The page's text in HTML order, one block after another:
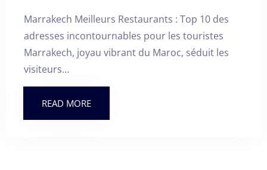
Marrakech Meilleurs Restaurants : Top 10 des
adresses incontournables pour les touristes
Marrakech, joyau vibrant du Maroc, séduit les
visiteurs…
READ MORE